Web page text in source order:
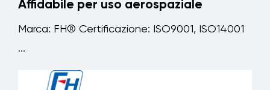
Affidabile per uso aerospaziale
Marca: FH® Certificazione: ISO9001, ISO14001
...